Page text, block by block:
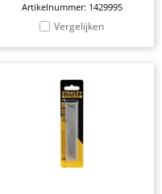
Artikelnummer: 1429995
Vergelijken